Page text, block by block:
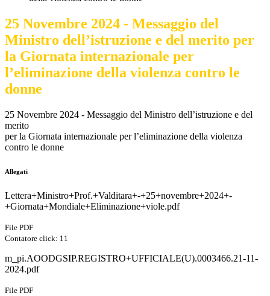
25 Novembre 2024 - Messaggio del
Ministro dell’istruzione e del merito per
la Giornata internazionale per
l’eliminazione della violenza contro le
donne
25 Novembre 2024 - Messaggio del Ministro dell’istruzione e del
merito
per la Giornata internazionale per l’eliminazione della violenza
contro le donne
Allegati
Lettera+Ministro+Prof.+Valditara+-+25+novembre+2024+-
+Giornata+Mondiale+Eliminazione+viole.pdf
File PDF
Contatore click: 11
m_pi.AOODGSIP.REGISTRO+UFFICIALE(U).0003466.21-11-
2024.pdf
File PDF